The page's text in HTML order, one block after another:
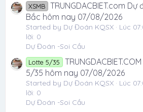
XSMB
TRUNGDACBIET.com Dự
Bắc hôm nay 07/08/2026
Started by Dự Đoán KQSX Lúc
lời: 0
Dự Đoán -Soi Cầu
Lotte 5/35
5/35 hôm nay 07/08/2026
Started by Dự Đoán KQSX Lúc
lời: 0
Dự Đoán -Soi Cầu